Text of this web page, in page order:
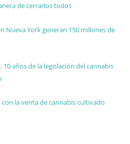
de cerrarlos todos
Nueva York generan 150 millones de
años de la legislación del cannabis
la venta de cannabis cultivado